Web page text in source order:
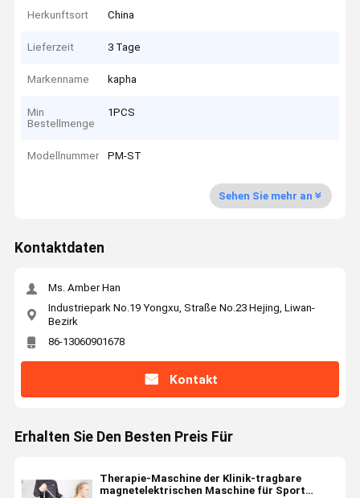
Herkunftsort China
Lieferzeit 3 Tage
Markenname kapha
Min
Bestellmenge
1PCS
Modellnummer PM-ST
Sehen Sie mehr an
Kontaktdaten
Ms. Amber Han
Industriepark No.19 Yongxu, Straße No.23 Hejing, Liwan-
Bezirk
86-13060901678
Kontakt
Erhalten Sie Den Besten Preis Für
Therapie-Maschine der Klinik-tragbare
magnetelektrischen Maschine für Sport